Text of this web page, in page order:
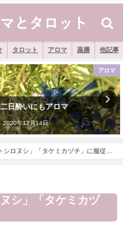
タロット アロマ 薬膳 他記事
アロマ
35歳から激減！女性ホルモン分泌
促進を期待できる4つのアロマ
2020年9月18日
ロヌシ」「タケミカヅチ」に服従す
シ」「タケミカヅ